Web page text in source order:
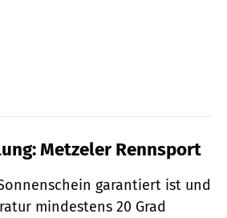
Metzeler Rennsport
garantiert ist und
mindestens 20 Grad